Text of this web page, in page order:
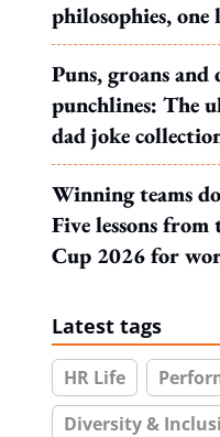
philosophies, one
Puns, groans and
punchlines: The
dad joke
Winning teams
Five lessons
Cup 2026 for
Latest tags
HR Life
Diversity &